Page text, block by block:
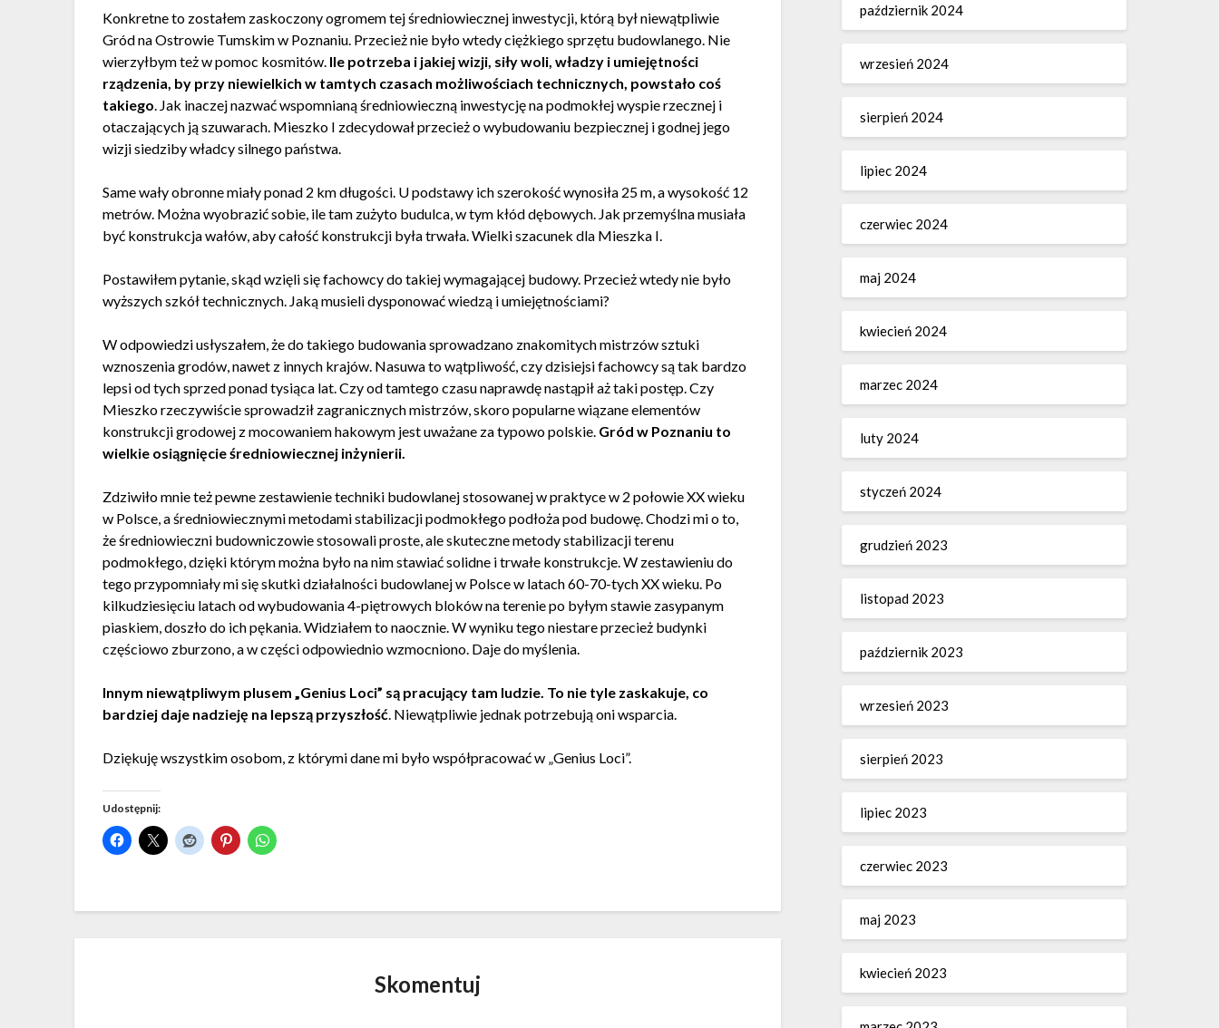
Konkretne to zostałem zaskoczony ogromem tej średniowiecznej inwestycji, którą był niewątpliwie
Gród na Ostrowie Tumskim w Poznaniu. Przecież nie było wtedy ciężkiego sprzętu budowlanego. Nie
wierzyłbym też w pomoc kosmitów. Ile potrzeba i jakiej wizji, siły woli, władzy i umiejętności
rządzenia, by przy niewielkich w tamtych czasach możliwościach technicznych, powstało coś
takiego. Jak inaczej nazwać wspomnianą średniowieczną inwestycję na podmokłej wyspie rzecznej i
otaczających ją szuwarach. Mieszko I zdecydował przecież o wybudowaniu bezpiecznej i godnej jego
wizji siedziby władcy silnego państwa.
Same wały obronne miały ponad 2 km długości. U podstawy ich szerokość wynosiła 25 m, a wysokość 12
metrów. Można wyobrazić sobie, ile tam zużyto budulca, w tym kłód dębowych. Jak przemyślna musiała
być konstrukcja wałów, aby całość konstrukcji była trwała. Wielki szacunek dla Mieszka I.
Postawiłem pytanie, skąd wzięli się fachowcy do takiej wymagającej budowy. Przecież wtedy nie było
wyższych szkół technicznych. Jaką musieli dysponować wiedzą i umiejętnościami?
W odpowiedzi usłyszałem, że do takiego budowania sprowadzano znakomitych mistrzów sztuki
wznoszenia grodów, nawet z innych krajów. Nasuwa to wątpliwość, czy dzisiejsi fachowcy są tak bardzo
lepsi od tych sprzed ponad tysiąca lat. Czy od tamtego czasu naprawdę nastąpił aż taki postęp. Czy
Mieszko rzeczywiście sprowadził zagranicznych mistrzów, skoro popularne wiązane elementów
konstrukcji grodowej z mocowaniem hakowym jest uważane za typowo polskie. Gród w Poznaniu to
wielkie osiągnięcie średniowiecznej inżynierii.
Zdziwiło mnie też pewne zestawienie techniki budowlanej stosowanej w praktyce w 2 połowie XX wieku
w Polsce, a średniowiecznymi metodami stabilizacji podmokłego podłoża pod budowę. Chodzi mi o to,
że średniowieczni budowniczowie stosowali proste, ale skuteczne metody stabilizacji terenu
podmokłego, dzięki którym można było na nim stawiać solidne i trwałe konstrukcje. W zestawieniu do
tego przypomniały mi się skutki działalności budowlanej w Polsce w latach 60-70-tych XX wieku. Po
kilkudziesięciu latach od wybudowania 4-piętrowych bloków na terenie po byłym stawie zasypanym
piaskiem, doszło do ich pękania. Widziałem to naocznie. W wyniku tego niestare przecież budynki
częściowo zburzono, a w części odpowiednio wzmocniono. Daje do myślenia.
Innym niewątpliwym plusem „Genius Loci” są pracujący tam ludzie. To nie tyle zaskakuje, co
bardziej daje nadzieję na lepszą przyszłość. Niewątpliwie jednak potrzebują oni wsparcia.
Dziękuję wszystkim osobom, z którymi dane mi było współpracować w „Genius Loci”.
Udostępnij:
Skomentuj
październik 2024
wrzesień 2024
sierpień 2024
lipiec 2024
czerwiec 2024
maj 2024
kwiecień 2024
marzec 2024
luty 2024
styczeń 2024
grudzień 2023
listopad 2023
październik 2023
wrzesień 2023
sierpień 2023
lipiec 2023
czerwiec 2023
maj 2023
kwiecień 2023